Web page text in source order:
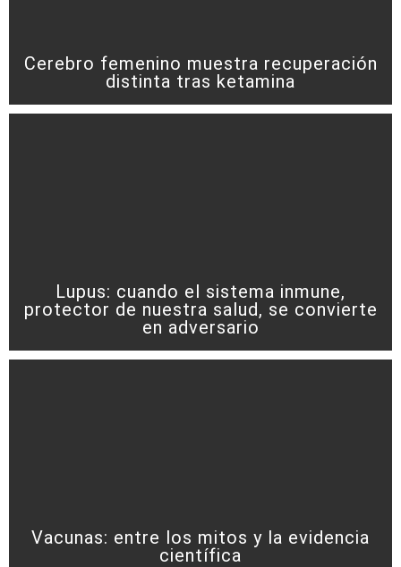
Cerebro femenino muestra recuperación
distinta tras ketamina
Lupus: cuando el sistema inmune,
protector de nuestra salud, se convierte
en adversario
Vacunas: entre los mitos y la evidencia
científica